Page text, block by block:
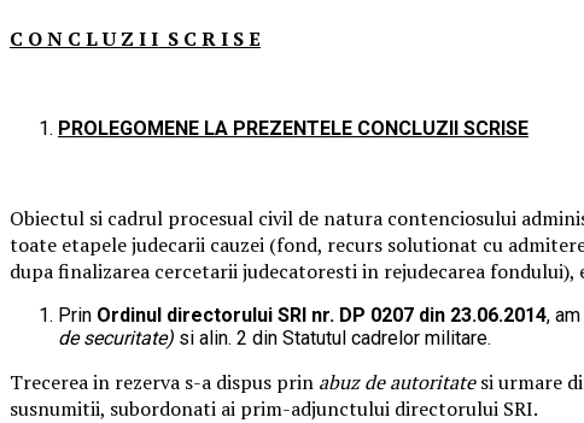
C O N C L U Z I I S C R I S E
PROLEGOMENE LA PREZENTELE CONCLUZII SCRISE
Obiectul si cadrul procesual civil de natura contenciosului
toate etapele judecarii cauzei (fond, recurs solutionat cu
dupa finalizarea cercetarii judecatoresti in rejudecarea fondului),
Prin Ordinul directorului SRI nr. DP 0207 din 23.06.2014,
de securitate) si alin. 2 din Statutul cadrelor militare.
Trecerea in rezerva s-a dispus prin abuz de autoritatesi urmare
susnumitii, subordonati ai prim-adjunctului directorului SRI.